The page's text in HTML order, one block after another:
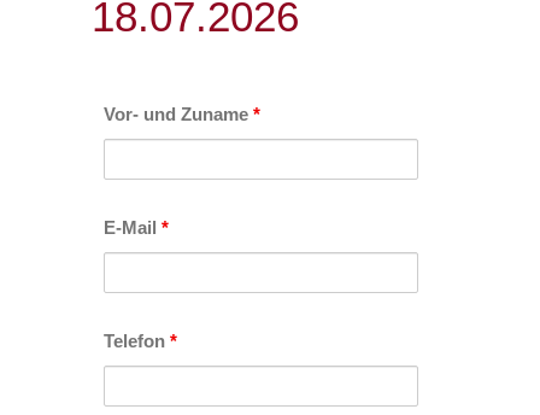
18.07.2026
Vor- und Zuname*
E-Mail*
Telefon*